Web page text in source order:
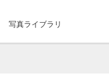
写真ライブラリ